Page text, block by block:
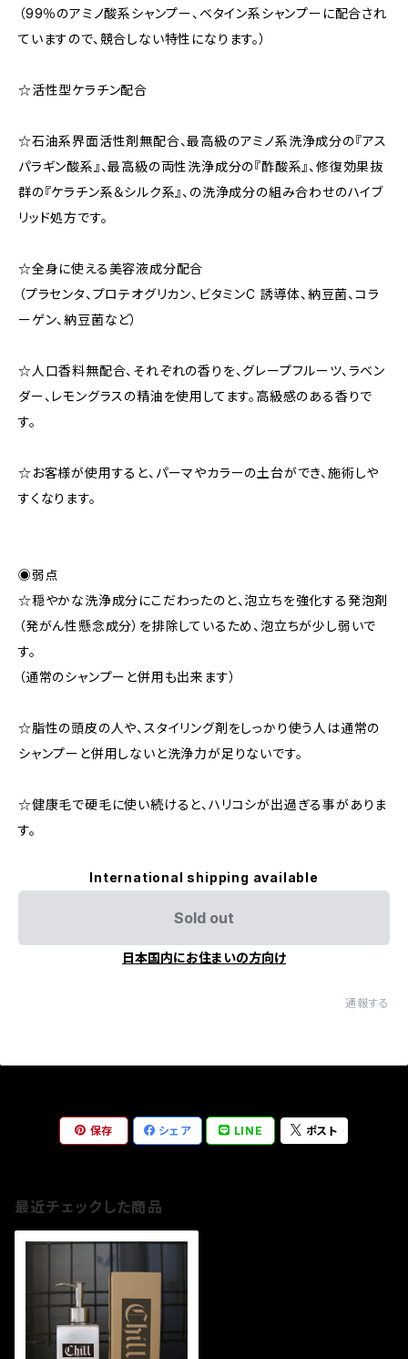
（99％のアミノ酸系シャンプー、ベタイン系シャンプーに配合され
ていますので、競合しない特性になります。）
☆活性型ケラチン配合
☆石油系界面活性剤無配合、最高級のアミノ系洗浄成分の『アス
パラギン酸系』、最高級の両性洗浄成分の『酢酸系』、修復効果抜
群の『ケラチン系＆シルク系』、の洗浄成分の組み合わせのハイブ
リッド処方です。
☆全身に使える美容液成分配合
（プラセンタ、プロテオグリカン、ビタミンC 誘導体、納豆菌、コラ
ーゲン、納豆菌など）
☆人口香料無配合、それぞれの香りを、グレープフルーツ、ラベン
ダー、レモングラスの精油を使用してます。高級感のある香りで
す。
☆お客様が使用すると、パーマやカラーの土台ができ、施術しや
すくなります。
◉弱点
☆穏やかな洗浄成分にこだわったのと、泡立ちを強化する発泡剤
（発がん性懸念成分）を排除しているため、泡立ちが少し弱いで
す。
（通常のシャンプーと併用も出来ます）
☆脂性の頭皮の人や、スタイリング剤をしっかり使う人は通常の
シャンプーと併用しないと洗浄力が足りないです。
☆健康毛で硬毛に使い続けると、ハリコシが出過ぎる事がありま
す。
International shipping available
Sold out
日本国内にお住まいの方向け
通報する
保存 シェア LINE ポスト
最近チェックした商品